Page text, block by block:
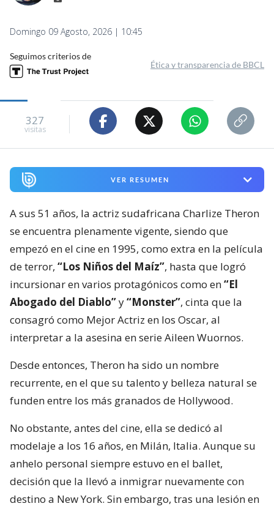
Domingo 09 Agosto, 2026 | 10:45
Seguimos criterios de
Ética y transparencia de BBCL
327
visitas
VER RESUMEN
A sus 51 años, la actriz sudafricana Charlize Theron
se encuentra plenamente vigente, siendo que
empezó en el cine en 1995, como extra en la película
de terror, “Los Niños del Maíz”, hasta que logró
incursionar en varios protagónicos como en“El
Abogado del Diablo”y“Monster”, cinta que la
consagró como Mejor Actriz en los Oscar, al
interpretar a la asesina en serie Aileen Wuornos.
Desde entonces, Theron ha sido un nombre
recurrente, en el que su talento y belleza natural se
funden entre los más granados de Hollywood.
No obstante, antes del cine, ella se dedicó al
modelaje a los 16 años, en Milán, Italia. Aunque su
anhelo personal siempre estuvo en el ballet,
decisión que la llevó a inmigrar nuevamente con
destino a New York. Sin embargo, tras una lesión en